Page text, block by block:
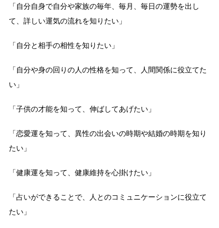
「自分自身で自分や家族の毎年、毎月、毎日の運勢を出し
て、詳しい運気の流れを知りたい」
「自分と相手の相性を知りたい」
「自分や身の回りの人の性格を知って、人間関係に役立てた
い」
「子供の才能を知って、伸ばしてあげたい」
「恋愛運を知って、異性の出会いの時期や結婚の時期を知り
たい」
「健康運を知って、健康維持を心掛けたい」
「占いができることで、人とのコミュニケーションに役立て
たい」